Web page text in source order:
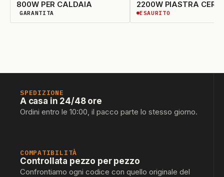
800W PER CALDAIA
DISPONIBILITÀ GARANTITA
GARANTITA
2200W PIASTRA
ESAURITO
ESAURITO
SPEDIZIONE
A casa in 24/48 ore
Ordini entro le 10:00, il pacco parte lo stesso giorno.
COMPATIBILITÀ
Controllata pezzo per pezzo
Confrontiamo ogni codice con quello originale del